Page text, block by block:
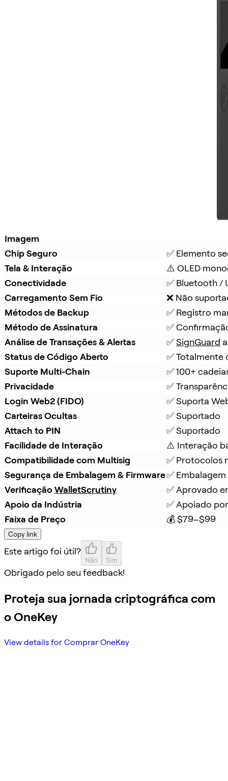
Imagem
Chip Seguro
✅ Elemento
Tela & Interação
⚠️ OLED
Conectividade
✅ Bluetooth /
Carregamento Sem Fio
❌ Não
Métodos de Backup
✅ Registro
Método de Assinatura
✅
Análise de Transações & Alertas
✅ SignGuard
Status de Código Aberto
✅ Totalmente
Suporte Multi-Chain
✅ 100+
Privacidade
✅
Login Web2 (FIDO)
✅ Suporta
Carteiras Ocultas
✅ Suportado
Attach to PIN
✅ Suportado
Facilidade de Interação
⚠️ Interação
Compatibilidade com Multisig
✅ Protocolos
Segurança de Embalagem & Firmware✅
Verificação WalletScrutiny
✅ Aprovado
Apoio da Indústria
✅ Apoiado
Faixa de Preço
💰 $79–$99
Copy link
Este artigo foi útil?
Não Sim
Obrigado pelo seu feedback!
Proteja sua jornada criptográfica com
o OneKey
View details for Comprar OneKey